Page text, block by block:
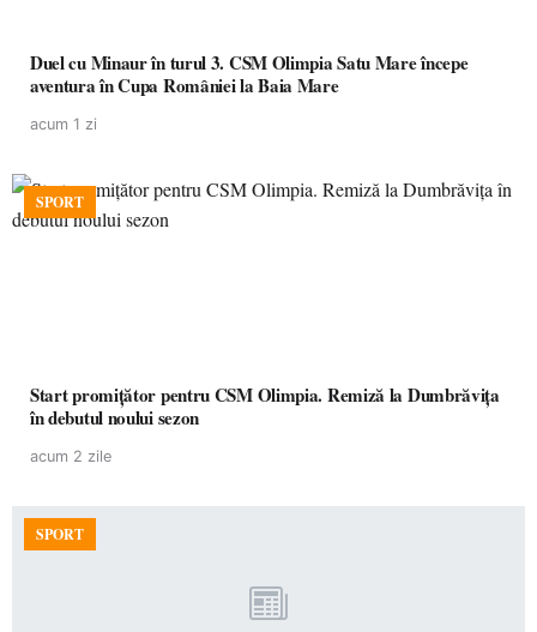
Duel cu Minaur în turul 3. CSM Olimpia Satu Mare începe
aventura în Cupa României la Baia Mare
acum 1 zi
SPORT
Start promițător pentru CSM Olimpia. Remiză la Dumbrăvița
în debutul noului sezon
acum 2 zile
SPORT